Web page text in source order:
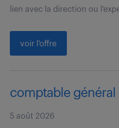
lien avec la direction ou
voir l'offre
comptable général
5 août 2026